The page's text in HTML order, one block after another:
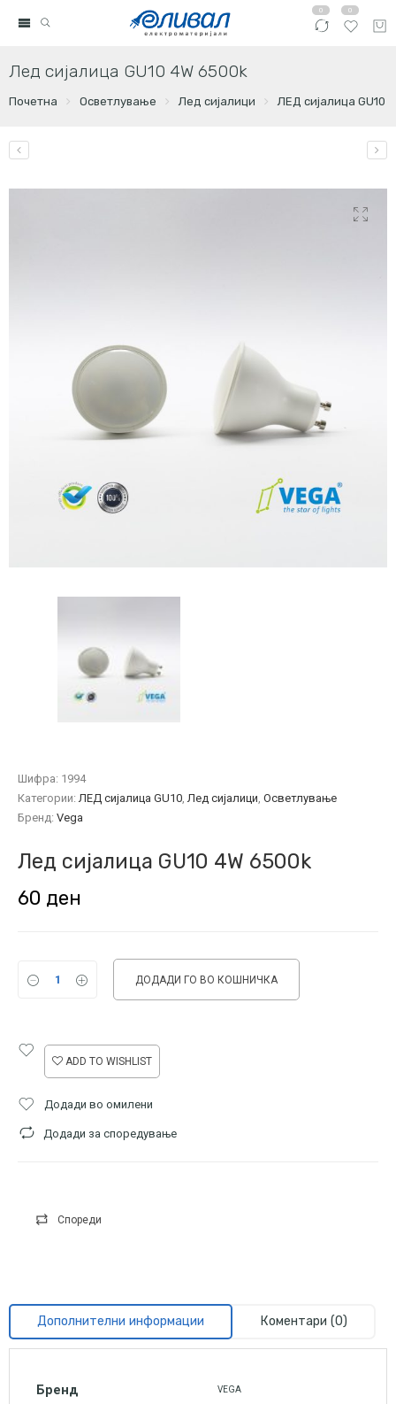
0 0
Лед сијалица GU10 4W 6500k
Почетна Осветлување Лед сијалици ЛЕД сијалица GU10
Шифра: 1994
Категории: ЛЕД сијалица GU10 Лед сијалици Осветлување
Бренд: Vega
Лед сијалица GU10 4W 6500k
60 ден
ДОДАДИ ГО ВО КОШНИЧКА
ADD TO WISHLIST
Додади во омилени
Додади за споредување
Спореди
Дополнителни информации Коментари (0)
Бренд VEGA